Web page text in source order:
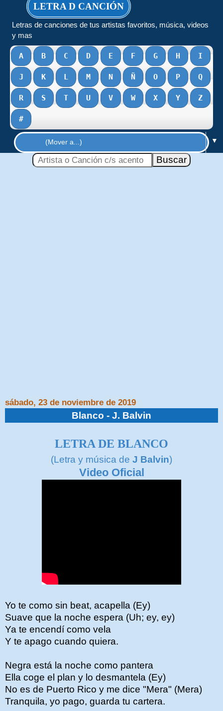
LETRA D CANCIÓN
Letras de canciones de tus artistas favoritos, música, videos
y mas
A B C D E F G H I
J K L M N Ñ O P Q
R S T U V W X Y Z
#
▼
sábado, 23 de noviembre de 2019
Blanco - J. Balvin
LETRA DE BLANCO
(Letra y música de J Balvin)
Video Oficial
Yo te como sin beat, acapella (Ey)
Suave que la noche espera (Uh; ey, ey)
Ya te encendí como vela
Y te apago cuando quiera.
Negra está la noche como pantera
Ella coge el plan y lo desmantela (Ey)
No es de Puerto Rico y me dice "Mera" (Mera)
Tranquila, yo pago, guarda tu cartera.